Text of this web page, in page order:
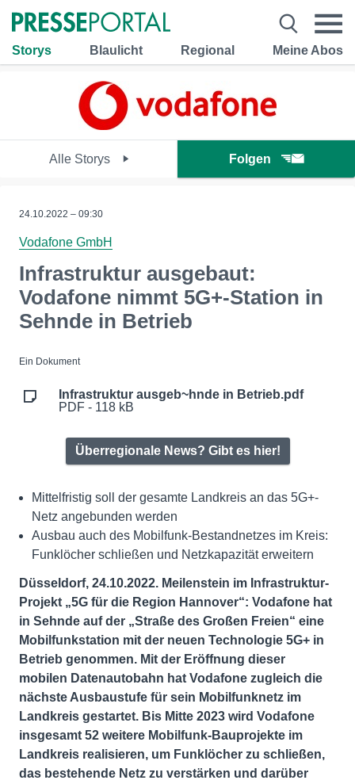
Storys Blaulicht Regional Meine Abos
Alle Storys Folgen
24.10.2022 – 09:30
Vodafone GmbH
Infrastruktur ausgebaut:
Vodafone nimmt 5G+-Station in
Sehnde in Betrieb
Ein Dokument
Infrastruktur ausgeb~hnde in Betrieb.pdf
PDF - 118 kB
Überregionale News? Gibt es hier!
Mittelfristig soll der gesamte Landkreis an das 5G+-
Netz angebunden werden
Ausbau auch des Mobilfunk-Bestandnetzes im Kreis:
Funklöcher schließen und Netzkapazität erweitern
Düsseldorf, 24.10.2022. Meilenstein im Infrastruktur-
Projekt „5G für die Region Hannover“: Vodafone hat
in Sehnde auf der „Straße des Großen Freien“ eine
Mobilfunkstation mit der neuen Technologie 5G+ in
Betrieb genommen. Mit der Eröffnung dieser
mobilen Datenautobahn hat Vodafone zugleich die
nächste Ausbaustufe für sein Mobilfunknetz im
Landkreis gestartet. Bis Mitte 2023 wird Vodafone
insgesamt 52 weitere Mobilfunk-Bauprojekte im
Landkreis realisieren, um Funklöcher zu schließen,
das bestehende Netz zu verstärken und darüber